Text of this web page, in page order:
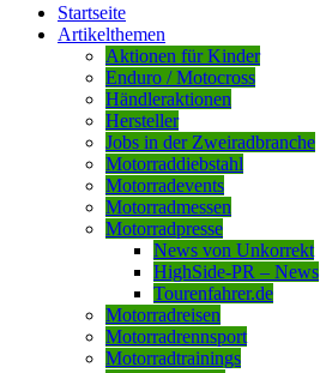
Startseite
Artikelthemen
Aktionen für Kinder
Enduro / Motocross
Händleraktionen
Hersteller
Jobs in der Zweiradbranche
Motorraddiebstahl
Motorradevents
Motorradmessen
Motorradpresse
News von Unkorrekt
HighSide-PR – News
Tourenfahrer.de
Motorradreisen
Motorradrennsport
Motorradtrainings